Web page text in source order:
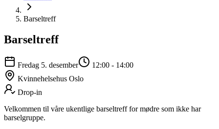
Barseltreff
Barseltreff
Fredag 5. desember 12:00 - 14:00
Kvinnehelsehus Oslo
Drop-in
Velkommen til våre ukentlige barseltreff for mødre som ikke har
barselgruppe.